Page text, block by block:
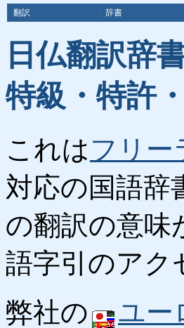
翻訳 辞書
日仏翻訳辞
特級・特許
これはフリー
対応の国語辞
の翻訳の意味
語字引のアク
弊社の
ユー